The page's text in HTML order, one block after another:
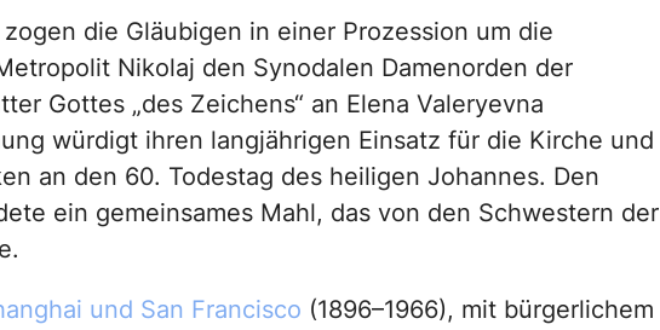
die Gläubigen in einer Prozession um die
Nikolaj den Synodalen Damenorden der
Gottes „des Zeichens“ an Elena Valeryevna
würdigt ihren langjährigen Einsatz für die Kirche und
an den 60. Todestag des heiligen Johannes. Den
ein gemeinsames Mahl, das von den Schwestern der
und San Francisco (1896–1966), mit bürgerlichem